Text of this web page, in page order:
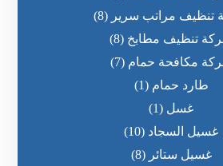
تنظيف مراتب سرير (8)
تنظيف مطابخ (8)
مكافحة حمام (7)
طارد حمام (1)
غسل (1)
غسيل السجاد (10)
غسيل ستائر (8)